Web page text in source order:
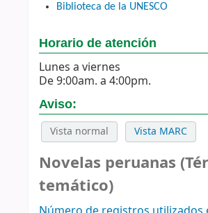
Biblioteca de la UNESCO
Horario de atención
Lunes a viernes
De 9:00am. a 4:00pm.
Aviso:
Vista normal Vista MARC
Novelas peruanas
temático)